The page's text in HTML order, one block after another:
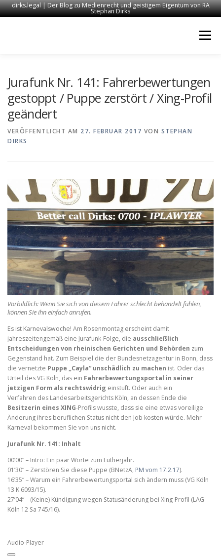
dirks.legal | Der Blog zu Medienrecht und geistigem Eigentum von RA
Stephan Dirks
Menü
MEDIEN
Jurafunk Nr. 141: Fahrerbewertungen
gestoppt / Puppe zerstört / Xing-Profil
geändert
VERÖFFENTLICHT AM 27. FEBRUAR 2017 VON STEPHAN
DIRKS
Vorbildlich: Wenn Sie sich von diesem Fahrer schlecht behandelt fühlen,
können Sie ihn einfach anrufen.
Es ist Karnevalswoche! Am Rosenmontag erscheint damit
jahreszeitengemäß eine Jurafunk-Folge, die ausschließlich
Entscheidungen von rheinischen Gerichten und Behörden zum
Gegenstand hat. Zum Beispiel die der Bundesnetzagentur in Bonn, dass
die vernetzte Puppe „Cayla“ unschädlich zu machen ist. Oder das
Urteil des VG Köln, das ein Fahrerbewertungsportal in seiner
jetzigen Form als rechtswidrig einstuft. Oder auch ein
Verfahren des Landesarbeitsgerichts Köln, an dessen Ende die
Besitzerin eines XING-Profils wusste, dass sie eine etwas voreilige
Änderung ihres beruflichen Status nicht den Job kosten würde. Mehr
Karneval bekommen Sie von uns nicht.
Jurafunk Nr. 141: Inhalt
00’00“ – Intro: Ein paar Worte zum Lutherjahr.
01’30“ – Zerstören Sie diese Puppe (BNetzA, PM vom 17.2.17).
16’35“ – Warum ein Fahrerbewertungsportal sich ändern muss (VG Köln
13 K 6093/15).
27’04“ – (Keine) Kündigung wegen Statusänderung bei Xing-Profil (LAG
Köln 12 Sa 745/16).
Audio-Player